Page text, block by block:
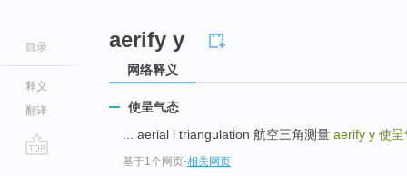
目录
释义
翻译
aerify y
网络释义
使呈气态
... aerial l triangulation 航空三角测量 aerify y 使呈
基于1个网页-相关网页